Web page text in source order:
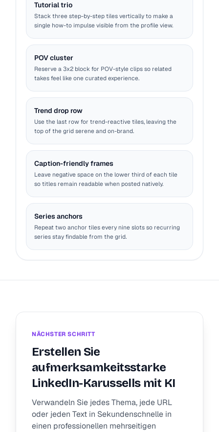
Tutorial trio
Stack three step-by-step tiles vertically to make a
single how-to impulse visible from the profile view.
POV cluster
Reserve a 3x2 block for POV-style clips so related
takes feel like one curated experience.
Trend drop row
Use the last row for trend-reactive tiles, leaving the
top of the grid serene and on-brand.
Caption-friendly frames
Leave negative space on the lower third of each tile
so titles remain readable when posted natively.
Series anchors
Repeat two anchor tiles every nine slots so recurring
series stay findable from the grid.
NÄCHSTER SCHRITT
Erstellen Sie
aufmerksamkeitsstarke
LinkedIn-Karussells mit KI
Verwandeln Sie jedes Thema, jede URL
oder jeden Text in Sekundenschnelle in
einen professionellen mehrseitigen